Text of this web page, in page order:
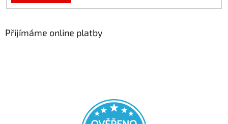
Přijímáme online platby